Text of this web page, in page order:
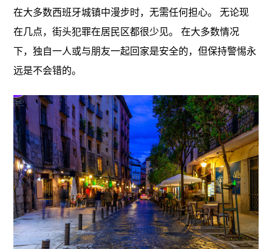
在大多数西班牙城镇中漫步时，无需任何担心。 无论现
在几点，街头犯罪在居民区都很少见。 在大多数情况
下，独自一人或与朋友一起回家是安全的，但保持警惕永
远是不会错的。